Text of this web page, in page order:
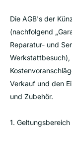
Die AGB's der
(nachfolgend
Reparatur- und
Werkstattbesuch),
Verkauf und den
und Zubehör.
1. Geltungsbereich